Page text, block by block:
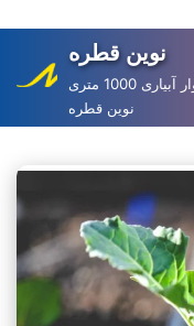
to
content
نوین قطره
نوار آبیاری 1000 متری
نوین قطره